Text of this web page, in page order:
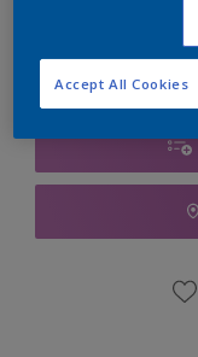
Accept All Cookies